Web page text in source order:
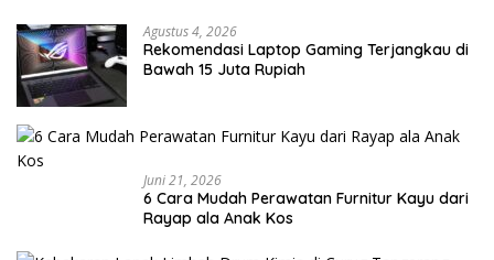
Agustus 4, 2026
Rekomendasi Laptop Gaming Terjangkau di
Bawah 15 Juta Rupiah
Juni 21, 2026
6 Cara Mudah Perawatan Furnitur Kayu dari
Rayap ala Anak Kos